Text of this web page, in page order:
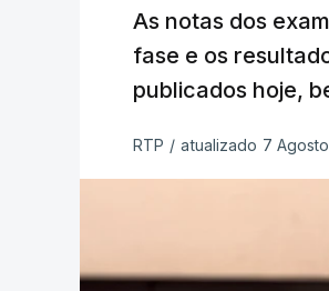
As notas dos
fase e os
publicados hoje,
RTP / atualizado 7 Agosto